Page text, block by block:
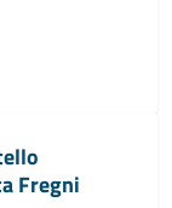
Fregni